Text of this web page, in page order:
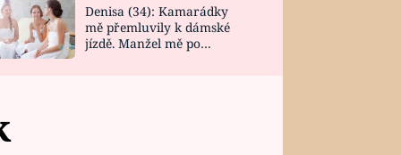
Denisa (34): Kamarádky
mě přemluvily k dámské
jízdě. Manžel mě po